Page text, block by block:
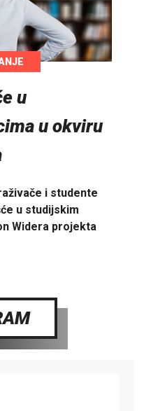
u
u okviru
i studente
u studijskim
Widera projekta